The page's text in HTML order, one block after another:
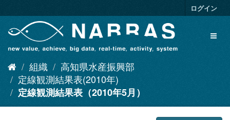
キ
ログイン
組織
高知県水産振興部
定線観測結果表(2010年)
定線観測結果表（2010年5月）